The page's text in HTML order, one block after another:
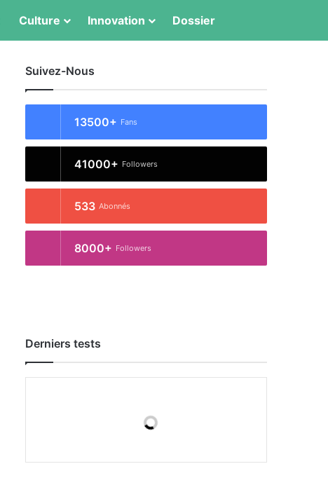
Culture Innovation Dossier
Suivez-Nous
13500+ Fans
41000+ Followers
533 Abonnés
8000+ Followers
Derniers tests